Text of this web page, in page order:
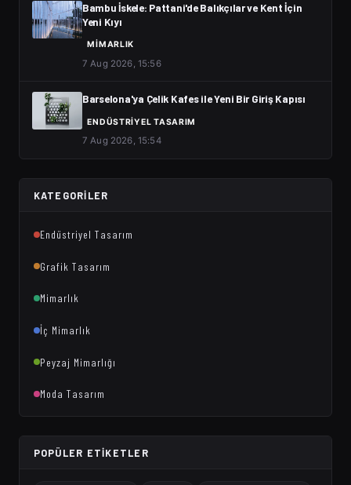
Bambu İskele: Pattani'de Balıkçılar ve Kent İçin
Yeni Kıyı
MIMARLIK
7 Aug 2026, 15:56
Barselona'ya Çelik Kafes ile Yeni Bir Giriş Kapısı
ENDÜSTRIYEL TASARIM
7 Aug 2026, 15:54
KATEGORILER
Endüstriyel Tasarım
Grafik Tasarım
Mimarlık
İç Mimarlık
Peyzaj Mimarlığı
Moda Tasarım
POPÜLER ETIKETLER